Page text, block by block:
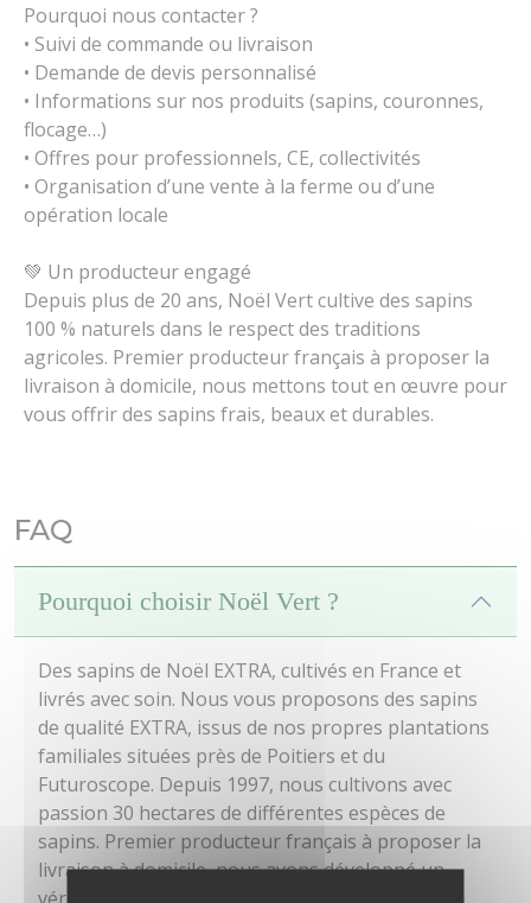
Pourquoi nous contacter ?
• Suivi de commande ou livraison
• Demande de devis personnalisé
• Informations sur nos produits (sapins, couronnes,
flocage…)
• Offres pour professionnels, CE, collectivités
• Organisation d’une vente à la ferme ou d’une
opération locale
💚 Un producteur engagé
Depuis plus de 20 ans, Noël Vert cultive des sapins
100 % naturels dans le respect des traditions
agricoles. Premier producteur français à proposer la
livraison à domicile, nous mettons tout en œuvre pour
vous offrir des sapins frais, beaux et durables.
FAQ
Pourquoi choisir Noël Vert ?
Des sapins de Noël EXTRA, cultivés en France et
livrés avec soin. Nous vous proposons des sapins
de qualité EXTRA, issus de nos propres plantations
familiales situées près de Poitiers et du
Futuroscope. Depuis 1997, nous cultivons avec
passion 30 hectares de différentes espèces de
sapins. Premier producteur français à proposer la
livraison à domicile, nous avons développé un